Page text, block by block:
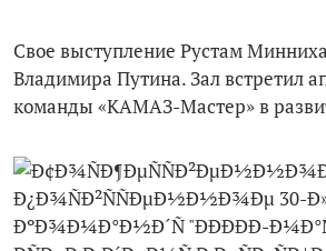
Свое выступление Рустам
Владимира Путина. Зал встретил
команды «КАМАЗ-Мастер» в